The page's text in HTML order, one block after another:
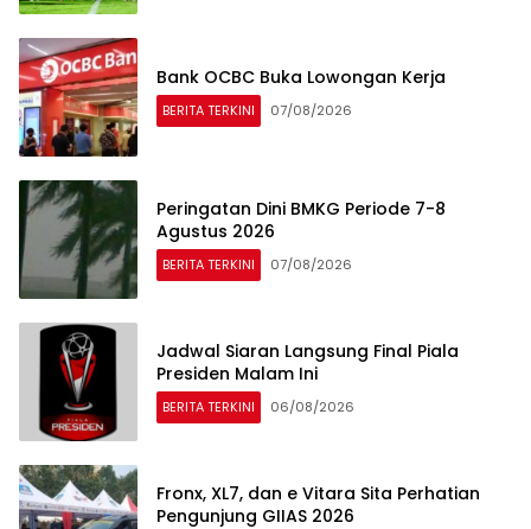
Bank OCBC Buka Lowongan Kerja
BERITA TERKINI 07/08/2026
Peringatan Dini BMKG Periode 7-8
Agustus 2026
BERITA TERKINI 07/08/2026
Jadwal Siaran Langsung Final Piala
Presiden Malam Ini
BERITA TERKINI 06/08/2026
Fronx, XL7, dan e Vitara Sita Perhatian
Pengunjung GIIAS 2026